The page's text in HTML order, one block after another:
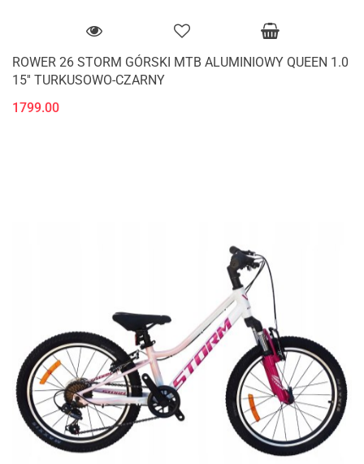
ROWER 26 STORM GÓRSKI MTB ALUMINIOWY QUEEN 1.0
15'' TURKUSOWO-CZARNY
1799.00